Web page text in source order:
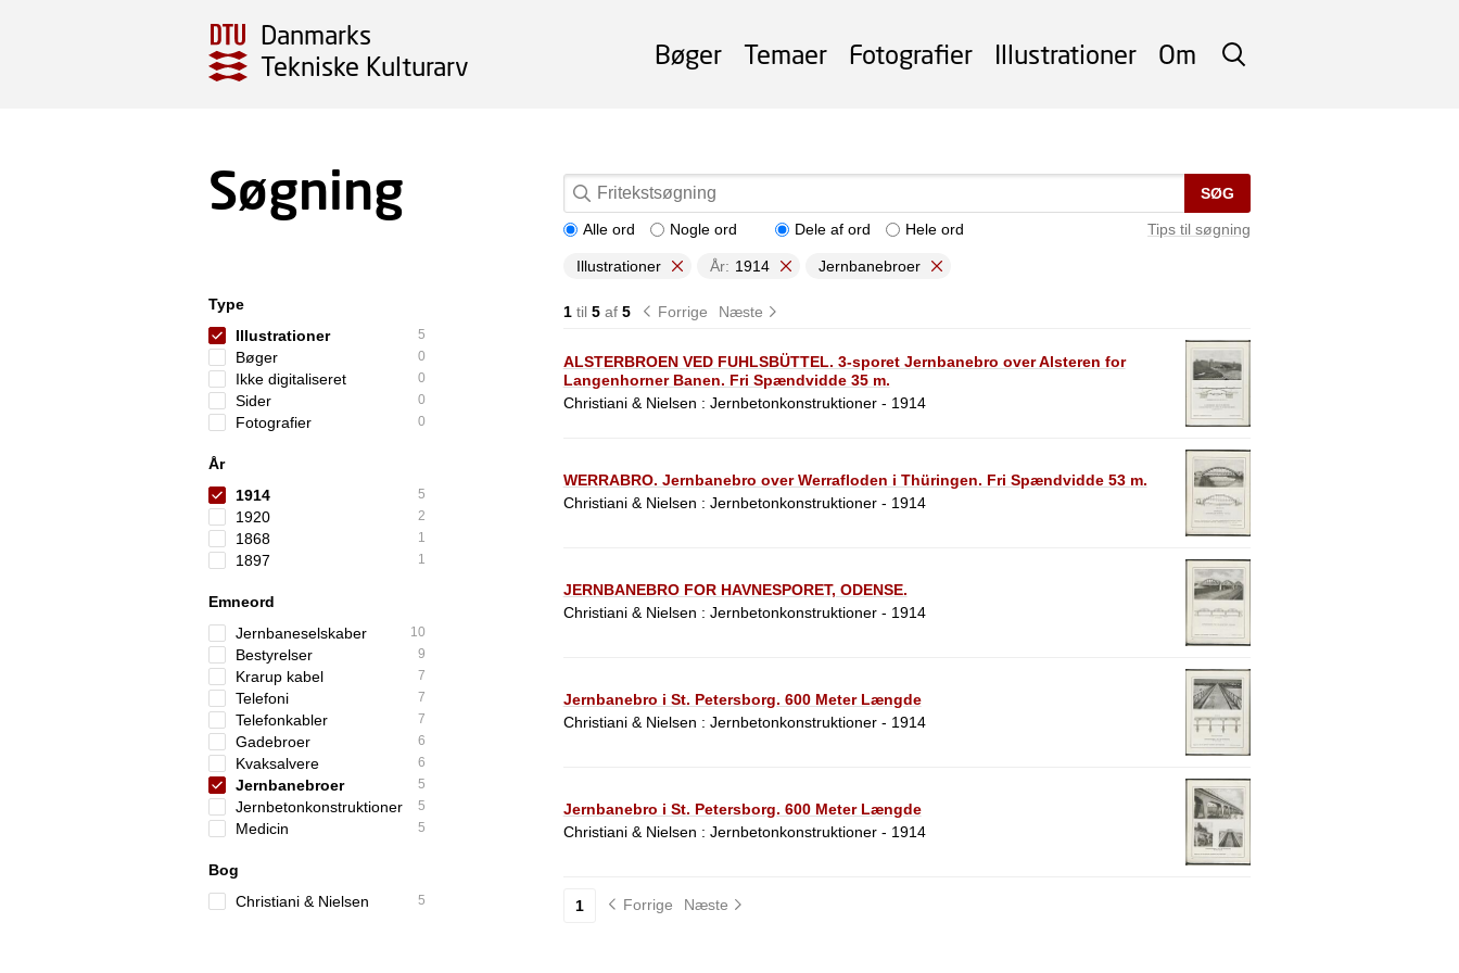
Danmarks
Tekniske Kulturarv
SØG
Bøger Temaer Fotografier Illustrationer Om
Søgning SØG
Tips til søgning
Alle ord Nogle ord Dele af ord Hele ord
Illustrationer År: 1914 Jernbanebroer
Type
Illustrationer
5
Bøger 0
Ikke digitaliseret 0
Sider 0
Fotografier 0
År
1914
5
1920 2
1868 1
1897 1
Emneord
Jernbaneselskaber
10
Bestyrelser 9
Krarup kabel 7
Telefoni 7
Telefonkabler 7
Gadebroer 6
Kvaksalvere 6
Jernbanebroer 5
Jernbetonkonstruktioner 5
Medicin 5
Bog
Christiani & Nielsen
5
1til 5af 5 Forrige Næste
ALSTERBROEN VED FUHLSBÜTTEL. 3-sporet Jernbanebro over Alsteren for
Langenhorner Banen. Fri Spændvidde 35 m.
Christiani & Nielsen : Jernbetonkonstruktioner - 1914
WERRABRO. Jernbanebro over Werrafloden i Thüringen. Fri Spændvidde 53 m.
Christiani & Nielsen : Jernbetonkonstruktioner - 1914
JERNBANEBRO FOR HAVNESPORET, ODENSE.
Christiani & Nielsen : Jernbetonkonstruktioner - 1914
Jernbanebro i St. Petersborg. 600 Meter Længde
Christiani & Nielsen : Jernbetonkonstruktioner - 1914
Jernbanebro i St. Petersborg. 600 Meter Længde
Christiani & Nielsen : Jernbetonkonstruktioner - 1914
1 Forrige Næste